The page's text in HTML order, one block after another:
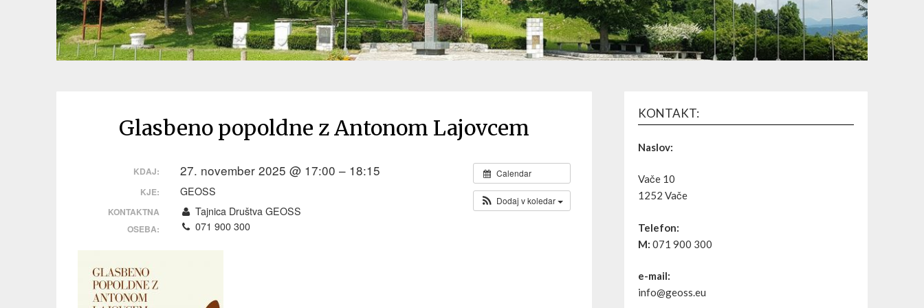
Glasbeno popoldne z Antonom Lajovcem
Calendar
Dodaj v koledar
KDAJ: 27. november 2025 @ 17:00 – 18:15
KJE: GEOSS
KONTAKTNA
OSEBA:
Tajnica Društva GEOSS
071 900 300
KONTAKT:
Naslov:
Vače 10
1252 Vače
Telefon:
M: 071 900 300
e-mail:
info@geoss.eu